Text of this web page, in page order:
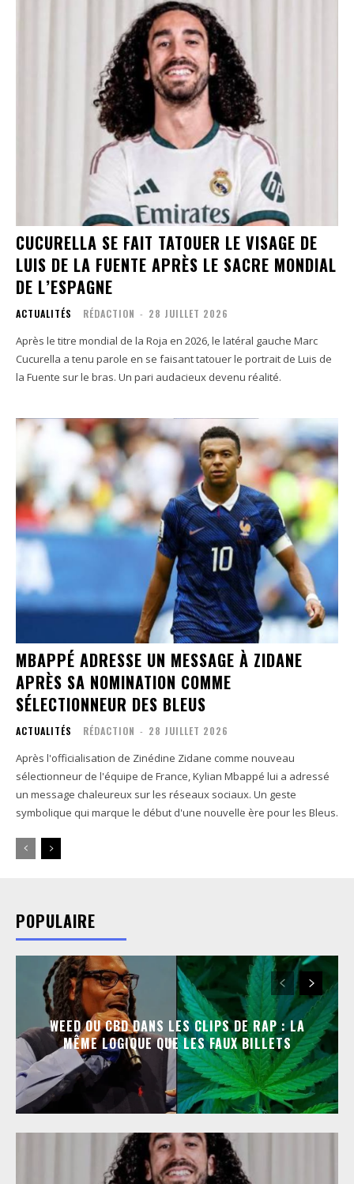
CUCURELLA SE FAIT TATOUER LE VISAGE DE
LUIS DE LA FUENTE APRÈS LE SACRE MONDIAL
DE L’ESPAGNE
ACTUALITÉS RÉDACTION - 28 JUILLET 2026
Après le titre mondial de la Roja en 2026, le latéral gauche Marc
Cucurella a tenu parole en se faisant tatouer le portrait de Luis de
la Fuente sur le bras. Un pari audacieux devenu réalité.
MBAPPÉ ADRESSE UN MESSAGE À ZIDANE
APRÈS SA NOMINATION COMME
SÉLECTIONNEUR DES BLEUS
ACTUALITÉS RÉDACTION - 28 JUILLET 2026
Après l'officialisation de Zinédine Zidane comme nouveau
sélectionneur de l'équipe de France, Kylian Mbappé lui a adressé
un message chaleureux sur les réseaux sociaux. Un geste
symbolique qui marque le début d'une nouvelle ère pour les Bleus.
POPULAIRE
WEED OU CBD DANS LES CLIPS DE RAP : LA
MÊME LOGIQUE QUE LES FAUX BILLETS